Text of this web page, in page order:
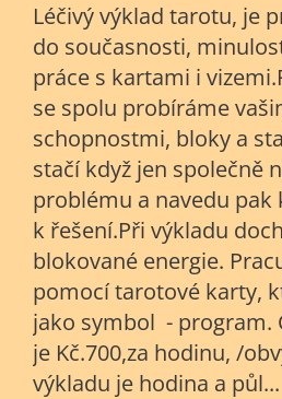
Léčivý výklad tarotu, je
do současnosti,
práce s kartami i
se spolu probíráme
schopnostmi, bloky a
stačí když jen společně
problému a navedu pak
k řešení.Při výkladu
blokované energie.
pomocí tarotové karty,
jako symbol - program.
je Kč.700,za hodinu, /
výkladu je hodina a půl...